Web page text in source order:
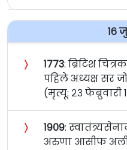
१६
〉 १७७३: ब्रिटिश
पहिले अध्यक्ष सर
(मृत्यू: २३
〉 १९०९:
अरुणा आसीफ अली